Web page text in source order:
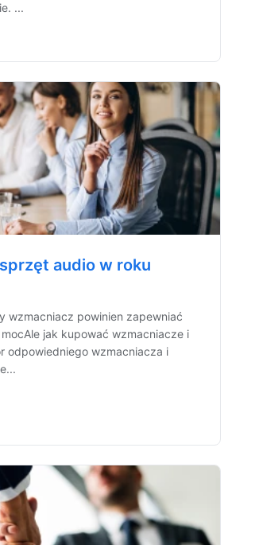
...
audio w roku
wzmacniacz powinien zapewniać
jak kupować wzmacniacze i
odpowiedniego wzmacniacza i